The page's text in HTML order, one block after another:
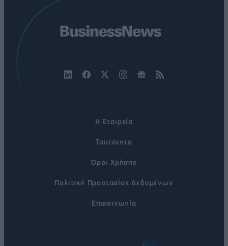
Η Εταιρεία
Ταυτότητα
Όροι Χρήσης
Πολιτική Προστασίας Δεδομένων
Επικοινωνία